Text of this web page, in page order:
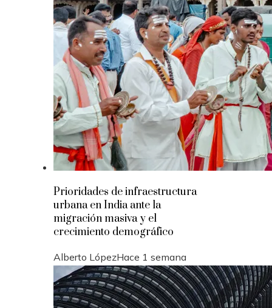
Prioridades de infraestructura
urbana en India ante la
migración masiva y el
crecimiento demográfico
Alberto LópezHace 1 semana